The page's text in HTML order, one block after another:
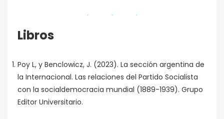
Libros
Poy L, y Benclowicz, J. (2023). La sección argentina de
la Internacional. Las relaciones del Partido Socialista
con la socialdemocracia mundial (1889-1939). Grupo
Editor Universitario.